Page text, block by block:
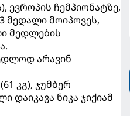
ევროპის ჩემპიონატზე,
მედალი მოიპოვეს,
მედლების
არავინ
კგ), ჯუმბერ
დაიკავა ნიკა ჯიქიამ